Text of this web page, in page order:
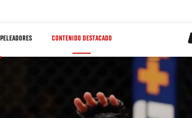
PELEADORES CONTENIDO DESTACADO